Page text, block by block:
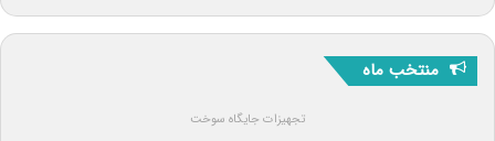
منتخب ماه
تجهیزات جایگاه سوخت